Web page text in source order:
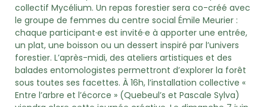
collectif Mycélium. Un repas forestier sera co-créé avec
le groupe de femmes du centre social Émile Meurier :
chaque participant·e est invité·e à apporter une entrée,
un plat, une boisson ou un dessert inspiré par l’univers
forestier. L’après-midi, des ateliers artistiques et des
balades entomologistes permettront d’explorer la forêt
sous toutes ses facettes. À 16h, l’installation collective «
Entre l’arbre et l’écorce » (Quebeul’s et Pascale Sylva)